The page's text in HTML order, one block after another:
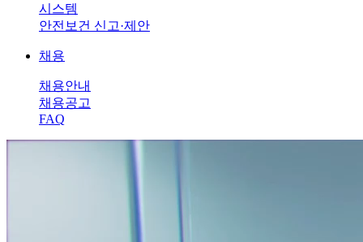
시스템
안전보건 신고·제안
채용
채용안내
채용공고
FAQ